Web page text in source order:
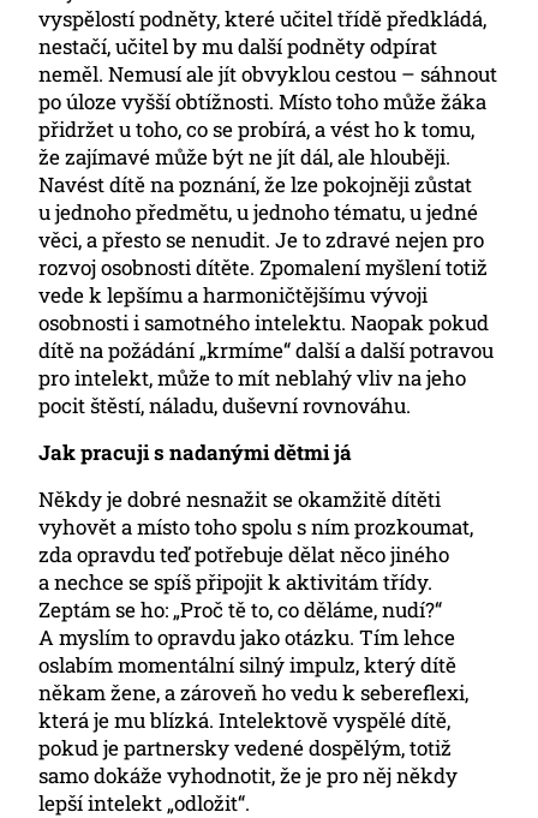
vyspělostí podněty, které učitel třídě předkládá,
nestačí, učitel by mu další podněty odpírat
neměl. Nemusí ale jít obvyklou cestou – sáhnout
po úloze vyšší obtížnosti. Místo toho může žáka
přidržet u toho, co se probírá, a vést ho k tomu,
že zajímavé může být ne jít dál, ale hlouběji.
Navést dítě na poznání, že lze pokojněji zůstat
u jednoho předmětu, u jednoho tématu, u jedné
věci, a přesto se nenudit. Je to zdravé nejen pro
rozvoj osobnosti dítěte. Zpomalení myšlení totiž
vede k lepšímu a harmoničtějšímu vývoji
osobnosti i samotného intelektu. Naopak pokud
dítě na požádání „krmíme“ další a další potravou
pro intelekt, může to mít neblahý vliv na jeho
pocit štěstí, náladu, duševní rovnováhu.
Jak pracuji s nadanými dětmi já
Někdy je dobré nesnažit se okamžitě dítěti
vyhovět a místo toho spolu s ním prozkoumat,
zda opravdu teď potřebuje dělat něco jiného
a nechce se spíš připojit k aktivitám třídy.
Zeptám se ho: „Proč tě to, co děláme, nudí?“
A myslím to opravdu jako otázku. Tím lehce
oslabím momentální silný impulz, který dítě
někam žene, a zároveň ho vedu k sebereflexi,
která je mu blízká. Intelektově vyspělé dítě,
pokud je partnersky vedené dospělým, totiž
samo dokáže vyhodnotit, že je pro něj někdy
lepší intelekt „odložit“.